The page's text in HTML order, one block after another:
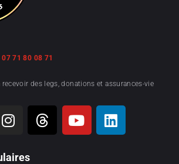
07 71 80 08 71
des legs, donations et assurances-vie